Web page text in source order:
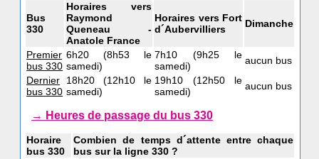
Bus
330
Horaires vers
Raymond
Queneau -
Anatole France
Horaires vers Fort
d´Aubervilliers
Dimanche
Premier
bus 330
6h20 (8h53 le
samedi)
7h10 (9h25 le
samedi)
aucun bus
Dernier
bus 330
18h20 (12h10 le
samedi)
19h10 (12h50 le
samedi)
aucun bus
→ Heures de passage du bus 330
Horaire
bus 330
Combien de temps d´attente entre chaque
bus sur la ligne 330 ?